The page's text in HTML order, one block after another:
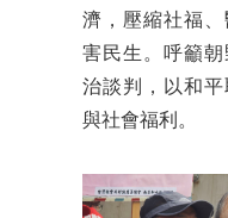
濟，壓縮社福
害民生。呼籲
治談判，以和
與社會福利。